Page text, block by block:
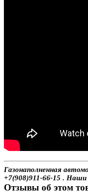
Газонаполненная
+7(908)911-66-15 .
Отзывы об этом